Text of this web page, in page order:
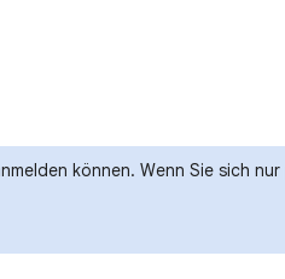
können. Wenn Sie sich